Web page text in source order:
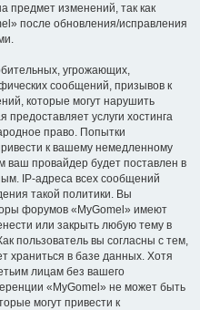
предмет изменений, так как
после обновления/исправления
угрожающих,
сообщений, призывов к
которые могут нарушить
услуги хостинга
право. Попытки
к вашему немедленному
ваш провайдер будет поставлен в
IP-адреса всех сообщений
такой политики. Вы
форумов «MyGomel» имеют
или закрыть любую тему в
пользователь вы согласны с тем,
храниться в базе данных. Хотя
лицам без вашего
«MyGomel» не может быть
могут привести к